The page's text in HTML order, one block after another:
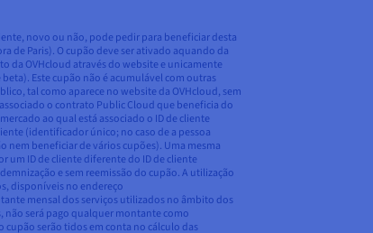
novo ou não, pode pedir para beneficiar desta
de Paris). O cupão deve ser ativado aquando da
da OVHcloud através do website e unicamente
Este cupão não é acumulável com outras
tal como aparece no website da OVHcloud, sem
o contrato Public Cloud que beneficia do
ao qual está associado o ID de cliente
(identificador único; no caso de a pessoa
nem beneficiar de vários cupões). Uma mesma
um ID de cliente diferente do ID de cliente
e sem reemissão do cupão. A utilização
disponíveis no endereço
mensal dos serviços utilizados no âmbito dos
não será pago qualquer montante como
serão tidos em conta no cálculo das